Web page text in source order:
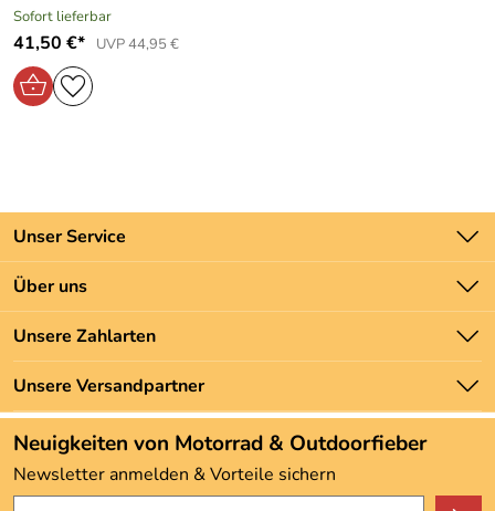
Sofort lieferbar
41,50 €* UVP 44,95 €
Unser Service
Kontakt
Batteriegesetz
Newsletter
Zahlung und Versand
Über uns
Unsere Bestseller
Marken
Neu
Angebote
Kundenbewertungen (3.492)
4,9/5*****
Unsere Zahlarten
Unsere Versandpartner
Neuigkeiten von Motorrad & Outdoorfieber
Newsletter anmelden & Vorteile sichern